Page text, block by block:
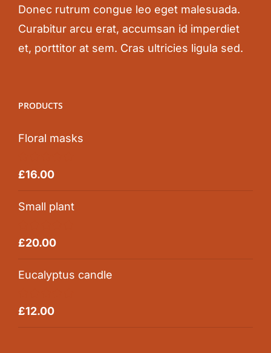
Donec rutrum congue leo eget malesuada.
Curabitur arcu erat, accumsan id imperdiet
et, porttitor at sem. Cras ultricies ligula sed.
PRODUCTS
Floral masks
Rated5.00
£16.00
Small plant
Rated5.00
£20.00
Eucalyptus candle
Rated5.00
£12.00